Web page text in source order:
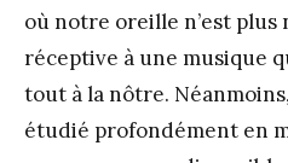
où notre oreille n’est plus
réceptive à une musique
tout à la nôtre.
étudié profondément en